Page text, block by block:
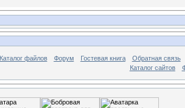
Каталог файлов Форум Гостевая книга
Обратная связь
Каталог сайтов